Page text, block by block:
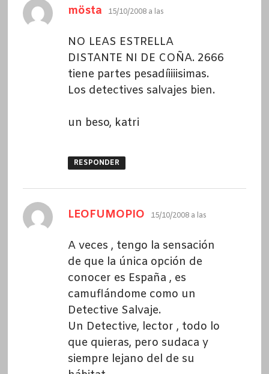
mösta dice:
15/10/2008 a las
NO LEAS ESTRELLA
DISTANTE NI DE COÑA. 2666
tiene partes pesadíiiiisimas.
Los detectives salvajes bien.
un beso, katri
RESPONDER
LEOFUMOPIO dice:
15/10/2008 a las
A veces , tengo la sensación
de que la única opción de
conocer es España , es
camuflándome como un
Detective Salvaje.
Un Detective, lector , todo lo
que quieras, pero sudaca y
siempre lejano del de su